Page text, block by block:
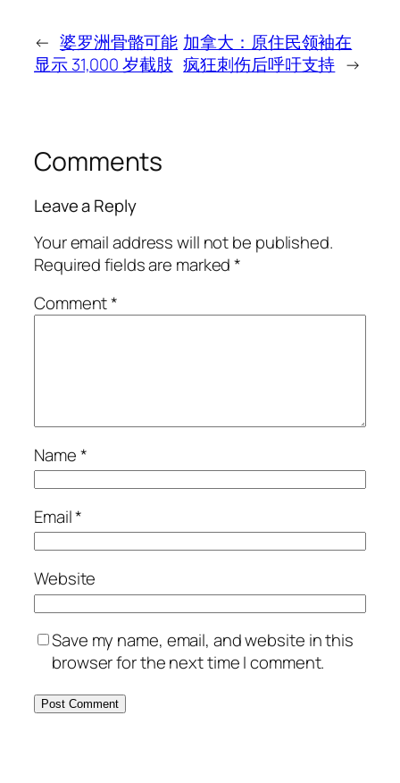
← 婆罗洲骨骼可能
显示 31,000 岁截肢
加拿大：原住民领袖在
疯狂刺伤后呼吁支持 →
Comments
Leave a Reply
Your email address will not be published.
Required fields are marked*
Comment*
Name*
Email*
Website
Save my name, email, and website in this
browser for the next time I comment.